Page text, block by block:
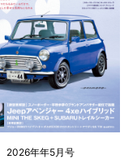
2026年年5月号